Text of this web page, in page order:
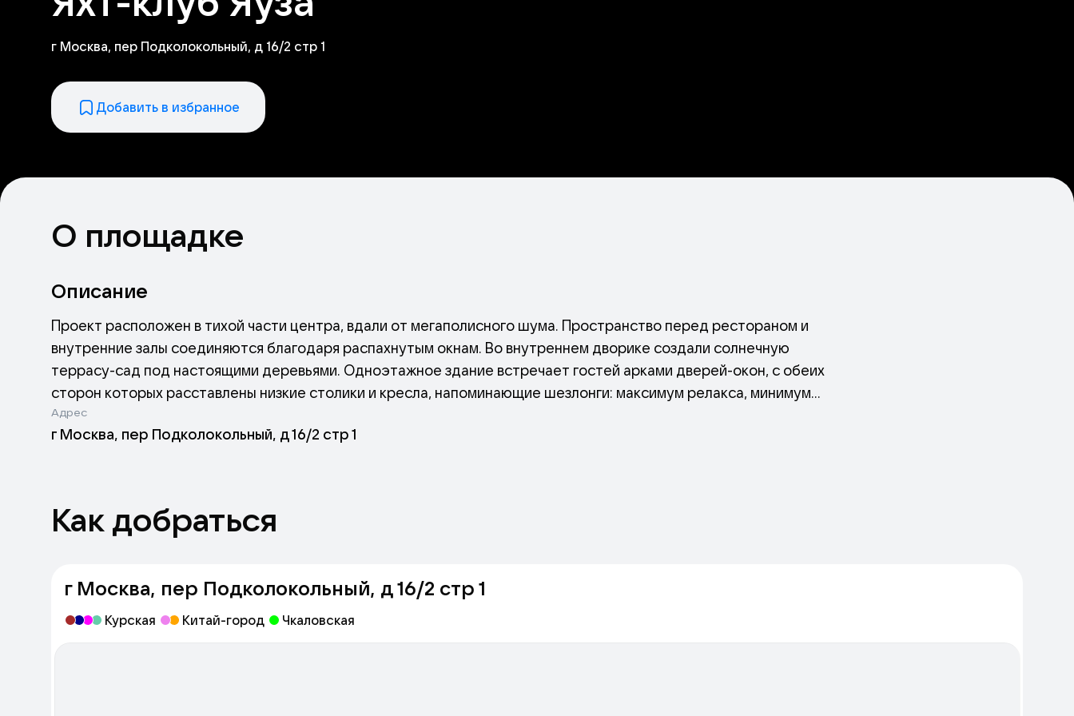
г Москва, пер Подколокольный, д 16/2 стр 1
Добавить в избранное
О площадке
Описание
Проект расположен в тихой части центра, вдали от мегаполисного шума. Пространство перед рестораном и
внутренние залы соединяются благодаря распахнутым окнам. Во внутреннем дворике создали солнечную
террасу-сад под настоящими деревьями. Одноэтажное здание встречает гостей арками дверей-окон, с обеих
сторон которых расставлены низкие столики и кресла, напоминающие шезлонги: максимум релакса, минимум
суеты. В небольшом зале интерьер отличает лаконичность: кирпичные стены, потолок с деревянными балками,
мебель плавных форм из серой кожи или плюша. Отличительная особенность ресторана — насыщенность
Адрес
г Москва, пер Подколокольный, д 16/2 стр 1
Как добраться
г Москва, пер Подколокольный, д 16/2 стр 1
Курская Китай-город Чкаловская